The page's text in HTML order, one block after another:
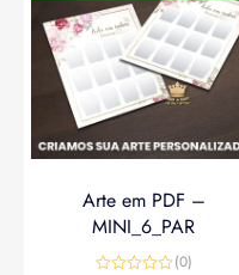
Arte em PDF –
MINI_6_PAR
(0)